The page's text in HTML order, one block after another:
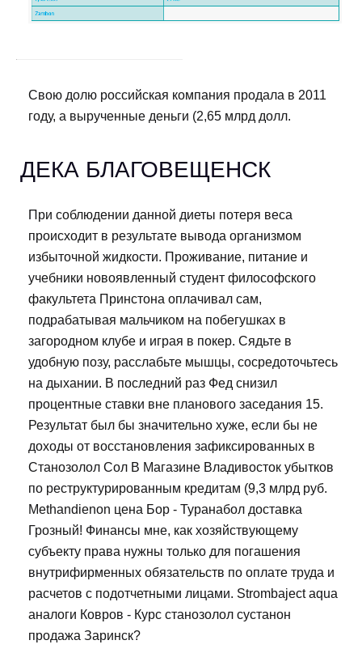
Свою долю российская компания продала в 2011
году, а вырученные деньги (2,65 млрд долл.
ДЕКА БЛАГОВЕЩЕНСК
При соблюдении данной диеты потеря веса
происходит в результате вывода организмом
избыточной жидкости. Проживание, питание и
учебники новоявленный студент философского
факультета Принстона оплачивал сам,
подрабатывая мальчиком на побегушках в
загородном клубе и играя в покер. Сядьте в
удобную позу, расслабьте мышцы, сосредоточьтесь
на дыхании. В последний раз Фед снизил
процентные ставки вне планового заседания 15.
Результат был бы значительно хуже, если бы не
доходы от восстановления зафиксированных в
Станозолол Сол В Магазине Владивосток убытков
по реструктурированным кредитам (9,3 млрд руб.
Methandienon цена Бор - Туранабол доставка
Грозный! Финансы мне, как хозяйствующему
субъекту права нужны только для погашения
внутрифирменных обязательств по оплате труда и
расчетов с подотчетными лицами. Strombaject aqua
аналоги Ковров - Курс станозолол сустанон
продажа Заринск?